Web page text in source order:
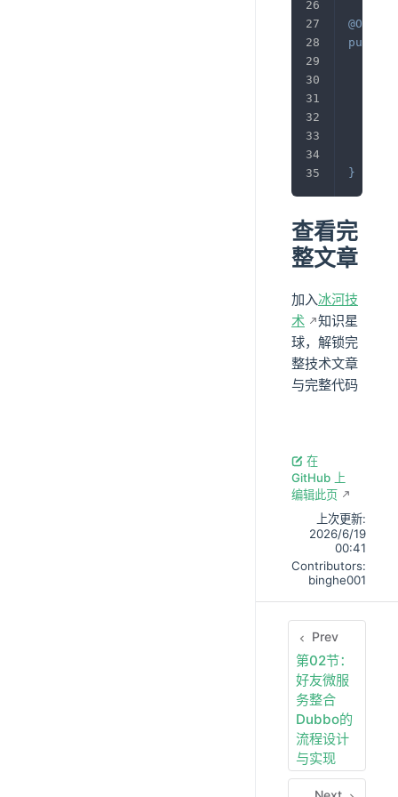
public
}
查看完
整文章
加入冰河技
术
知识星
球，解锁完
整技术文章
与完整代码
在
GitHub 上
编辑此页
上次更新:
2026/6/19
00:41
Contributors:
binghe001
Prev
第02节：
好友微服
务整合
Dubbo的
流程设计
与实现